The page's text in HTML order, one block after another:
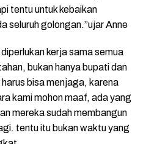
tentu untuk kebaikan
seluruh golongan.”ujar Anne
kerja sama semua
bukan hanya bupati dan
bisa menjaga, karena
kami mohon maaf, ada yang
mereka sudah membangun
tentu itu bukan waktu yang